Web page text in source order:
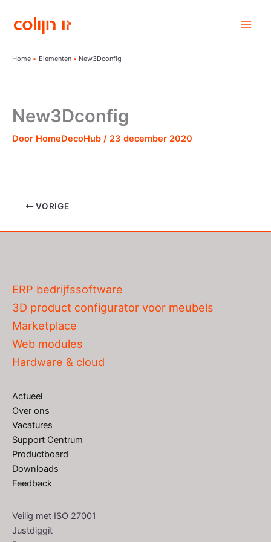
naar
inhoud
Home Elementen New3Dconfig
New3Dconfig
Door HomeDecoHub / 23 december 2020
VORIGE
ERP bedrijfssoftware
3D product configurator voor meubels
Marketplace
Web modules
Hardware & cloud
Actueel
Over ons
Vacatures
Support Centrum
Productboard
Downloads
Feedback
Veilig met ISO 27001
Justdiggit